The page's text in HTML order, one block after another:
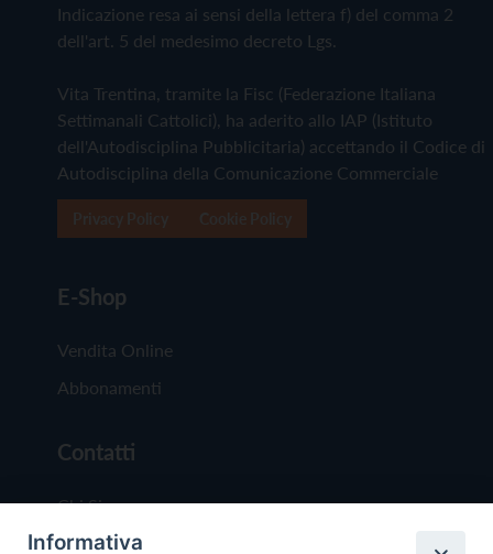
Indicazione resa ai sensi della lettera f) del comma 2
dell'art. 5 del medesimo decreto Lgs.
Vita Trentina, tramite la Fisc (Federazione Italiana
Settimanali Cattolici), ha aderito allo IAP (Istituto
dell'Autodisciplina Pubblicitaria) accettando il Codice di
Autodisciplina della Comunicazione Commerciale
E-Shop
Vendita Online
Abbonamenti
Contatti
Chi Siamo
Redazione
Informativa